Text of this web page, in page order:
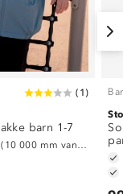
( 1 )
barn 1-7